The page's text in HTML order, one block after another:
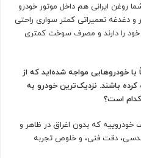
روغن ایرانی هم داخل موتور خودرو
و دغدغه تعمیراتی کمتر سواری راحتی
را دارند و مصرف سوخت کمتری
با خودروهایی مواجه شده‌اید که از
باشند. نزدیک‌ترین خودرو به
است؟
که بدون اغراق در ظاهر و
دقت فنی، و خلوص تجربه